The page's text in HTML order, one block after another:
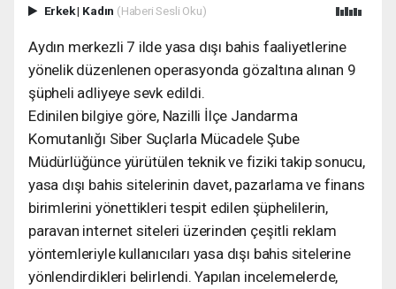
Erkek| Kadın (Haberi Sesli Oku)
Aydın merkezli 7 ilde yasa dışı bahis faaliyetlerine
yönelik düzenlenen operasyonda gözaltına alınan 9
şüpheli adliyeye sevk edildi.
Edinilen bilgiye göre, Nazilli İlçe Jandarma
Komutanlığı Siber Suçlarla Mücadele Şube
Müdürlüğünce yürütülen teknik ve fiziki takip sonucu,
yasa dışı bahis sitelerinin davet, pazarlama ve finans
birimlerini yönettikleri tespit edilen şüphelilerin,
paravan internet siteleri üzerinden çeşitli reklam
yöntemleriyle kullanıcıları yasa dışı bahis sitelerine
yönlendirdikleri belirlendi. Yapılan incelemelerde,